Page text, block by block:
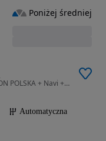
2488 cm3 • 190 KM • AUTOMAT 4 x 4 + SALON POLSKA + Navi + SKÓRA + Kamery + XENON
Automatyczna
Poniżej średniej